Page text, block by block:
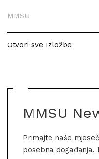
MMSU
Otvori sve Izložbe
MMSU
Primajte naše
posebna događanja.